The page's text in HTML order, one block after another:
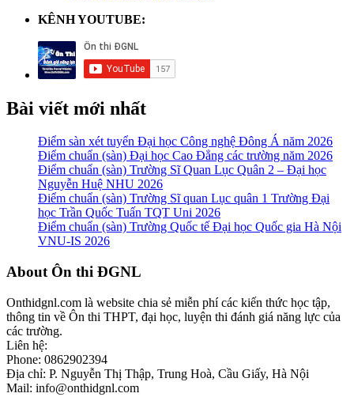
KÊNH YOUTUBE:
Bài viết mới nhất
Điểm sàn xét tuyển Đại học Công nghệ Đông Á năm 2026
Điểm chuẩn (sàn) Đại học Cao Đẳng các trường năm 2026
Điểm chuẩn (sàn) Trường Sĩ Quan Lục Quân 2 – Đại học
Nguyễn Huệ NHU 2026
Điểm chuẩn (sàn) Trường Sĩ quan Lục quân 1 Trường Đại
học Trần Quốc Tuấn TQT Uni 2026
Điểm chuẩn (sàn) Trường Quốc tế Đại học Quốc gia Hà Nội
VNU-IS 2026
Footer
About Ôn thi ĐGNL
Onthidgnl.com là website chia sẻ miễn phí các kiến thức học tập,
thông tin về Ôn thi THPT, đại học, luyện thi đánh giá năng lực của
các trường.
Liên hệ:
Phone: 0862902394
Địa chỉ: P. Nguyễn Thị Thập, Trung Hoà, Cầu Giấy, Hà Nội
Mail: info@onthidgnl.com